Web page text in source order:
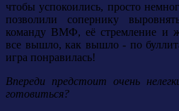
чтобы успокоились, просто
позволили сопернику
команду ВМФ, её стремление и
все вышло, как вышло - по
игра понравилась!
Впереди предстоит очень
готовиться?